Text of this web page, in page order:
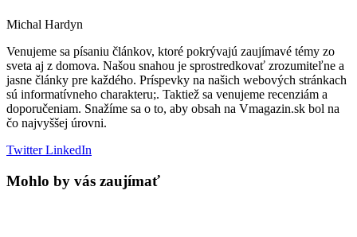
Michal Hardyn
Venujeme sa písaniu článkov, ktoré pokrývajú zaujímavé témy zo
sveta aj z domova. Našou snahou je sprostredkovať zrozumiteľne a
jasne články pre každého. Príspevky na našich webových stránkach
sú informatívneho charakteru;. Taktiež sa venujeme recenziám a
doporučeniam. Snažíme sa o to, aby obsah na Vmagazin.sk bol na
čo najvyššej úrovni.
TwitterLinkedIn
Mohlo by vás zaujímať